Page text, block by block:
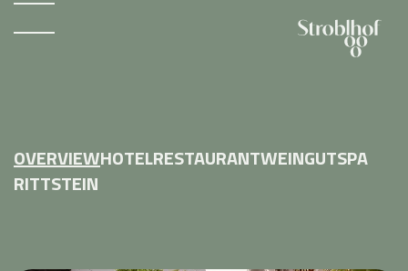
OVERVIEWHOTELRESTAURANTWEINGUTSPA
RITTSTEIN